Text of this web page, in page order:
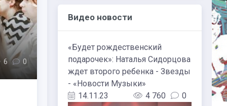
6 0
Видео новости
«Будет рождественский
подарочек»: Наталья Сидорцова
ждет второго ребенка - Звезды
- «Новости Музыки»
14.11.23
4 760 0